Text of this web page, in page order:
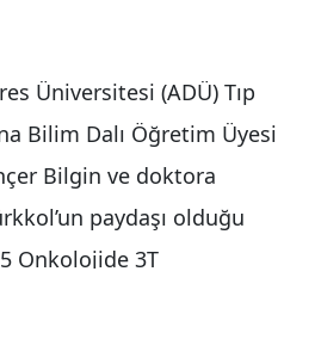
Üniversitesi (ADÜ) Tıp
Bilim Dalı Öğretim Üyesi
Bilgin ve doktora
paydaşı olduğu
Onkolojide 3T